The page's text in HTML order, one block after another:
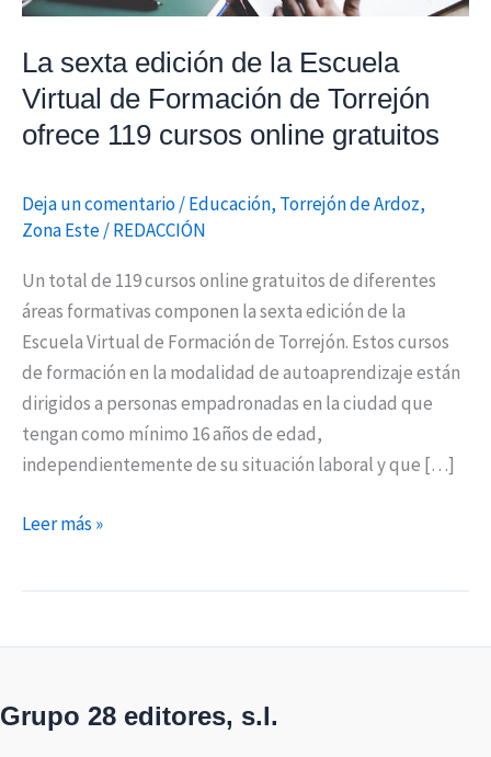
La sexta edición de la Escuela
Virtual de Formación de Torrejón
ofrece 119 cursos online gratuitos
Deja un comentario/Educación, Torrejón de Ardoz,
Zona Este/REDACCIÓN
Un total de 119 cursos online gratuitos de diferentes
áreas formativas componen la sexta edición de la
Escuela Virtual de Formación de Torrejón. Estos cursos
de formación en la modalidad de autoaprendizaje están
dirigidos a personas empadronadas en la ciudad que
tengan como mínimo 16 años de edad,
independientemente de su situación laboral y que […]
Formación
de
Torrejón
ofrece
119
online
gratuitos
Leer más »
Grupo 28 editores, s.l.